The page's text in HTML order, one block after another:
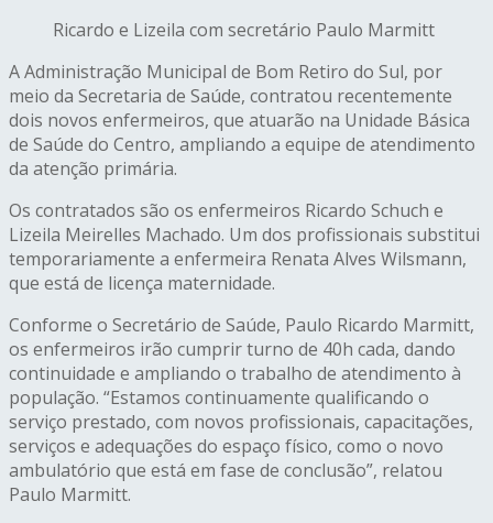
Ricardo e Lizeila com secretário Paulo Marmitt
A Administração Municipal de Bom Retiro do Sul, por
meio da Secretaria de Saúde, contratou recentemente
dois novos enfermeiros, que atuarão na Unidade Básica
de Saúde do Centro, ampliando a equipe de atendimento
da atenção primária.
Os contratados são os enfermeiros Ricardo Schuch e
Lizeila Meirelles Machado. Um dos profissionais substitui
temporariamente a enfermeira Renata Alves Wilsmann,
que está de licença maternidade.
Conforme o Secretário de Saúde, Paulo Ricardo Marmitt,
os enfermeiros irão cumprir turno de 40h cada, dando
continuidade e ampliando o trabalho de atendimento à
população. “Estamos continuamente qualificando o
serviço prestado, com novos profissionais, capacitações,
serviços e adequações do espaço físico, como o novo
ambulatório que está em fase de conclusão”, relatou
Paulo Marmitt.